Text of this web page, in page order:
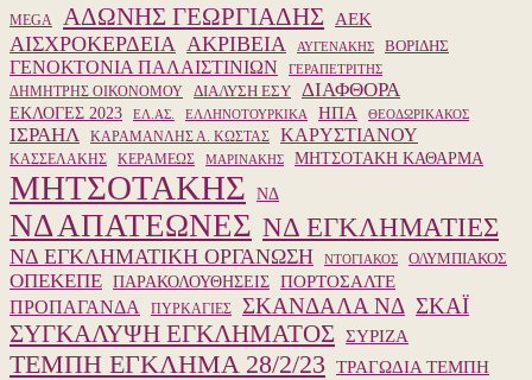
MEGA ΑΔΩΝΗΣ ΓΕΩΡΓΙΑΔΗΣ ΑΕΚ
ΑΙΣΧΡΟΚΕΡΔΕΙΑ ΑΚΡΙΒΕΙΑ ΑΥΓΕΝΑΚΗΣ ΒΟΡΙΔΗΣ
ΓΕΝΟΚΤΟΝΙΑ ΠΑΛΑΙΣΤΙΝΙΩΝ
ΓΕΡΑΠΕΤΡΙΤΗΣ
ΔΗΜΗΤΡΗΣ ΟΙΚΟΝΟΜΟΥ
ΔΙΑΛΥΣΗ ΕΣΥ ΔΙΑΦΘΟΡΑ
ΕΚΛΟΓΕΣ 2023 ΕΛ.ΑΣ. ΕΛΛΗΝΟΤΟΥΡΚΙΚΑ ΗΠΑ ΘΕΟΔΩΡΙΚΑΚΟΣ
ΙΣΡΑΗΛ ΚΑΡΑΜΑΝΛΗΣ Α. ΚΩΣΤΑΣ ΚΑΡΥΣΤΙΑΝΟΥ
ΚΑΣΣΕΛΑΚΗΣ ΚΕΡΑΜΕΩΣ ΜΑΡΙΝΑΚΗΣ ΜΗΤΣΟΤΑΚΗ ΚΑΘΑΡΜΑ
ΜΗΤΣΟΤΑΚΗΣ ΝΔ
ΝΔ ΑΠΑΤΕΩΝΕΣ ΝΔ ΕΓΚΛΗΜΑΤΙΕΣ
ΝΔ ΕΓΚΛΗΜΑΤΙΚΗ ΟΡΓΑΝΩΣΗ ΝΤΟΓΙΑΚΟΣ ΟΛΥΜΠΙΑΚΟΣ
ΟΠΕΚΕΠΕ ΠΑΡΑΚΟΛΟΥΘΗΣΕΙΣ ΠΟΡΤΟΣΑΛΤΕ
ΠΡΟΠΑΓΑΝΔΑ ΠΥΡΚΑΓΙΕΣ ΣΚΑΝΔΑΛΑ ΝΔ ΣΚΑΪ
ΣΥΓΚΑΛΥΨΗ ΕΓΚΛΗΜΑΤΟΣ ΣΥΡΙΖΑ
ΤΕΜΠΗ ΕΓΚΛΗΜΑ 28/2/23 ΤΡΑΓΩΔΙΑ ΤΕΜΠΗ